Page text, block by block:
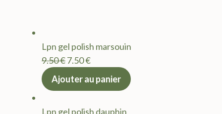
Lpn gel polish marsouin
9.50€Le
prix
7.50€Le
actuel
Ajouter au panier
Lpn gel polish dauphin